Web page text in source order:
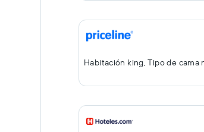
Habitación king, Tipo de cama